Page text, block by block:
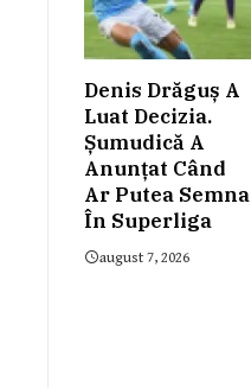
Denis Drăguș A
Luat Decizia.
Șumudică A
Anunțat Când
Ar Putea Semna
În Superliga
august 7, 2026